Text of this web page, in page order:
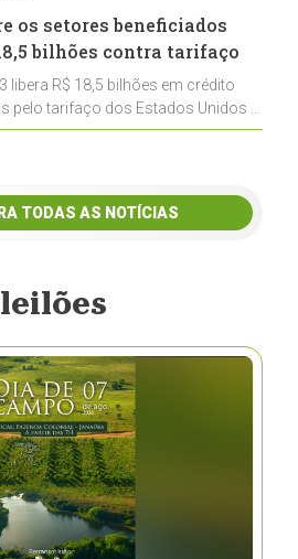
os setores beneficiados
bilhões contra tarifaço
libera R$ 18,5 bilhões em crédito
pelo tarifaço dos Estados Unidos e
setores estratégicos
TODAS AS NOTÍCIAS